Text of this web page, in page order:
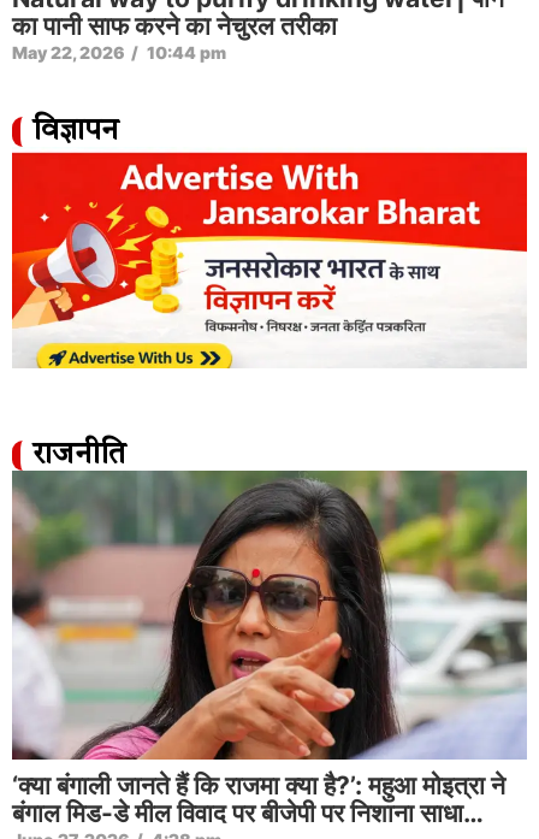
का पानी साफ करने का नेचुरल तरीका
May 22, 2026 / 10:44 pm
विज्ञापन
राजनीति
‘क्या बंगाली जानते हैं कि राजमा क्या है?’: महुआ मोइत्रा ने
बंगाल मिड-डे मील विवाद पर बीजेपी पर निशाना साधा…